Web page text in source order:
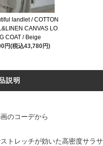
landlet / COTTON
CANVAS LO
COAT / Beige
円(税込43,780円)
説明
のコーデから
トレッチが効いた高密度サ